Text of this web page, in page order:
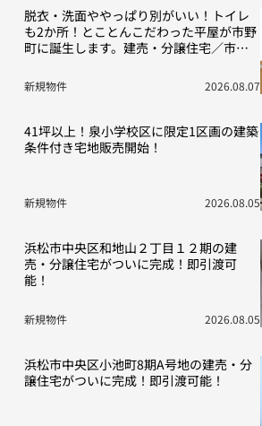
脱衣・洗面ややっぱり別がいい！トイレ
も2か所！とことんこだわった平屋が市野
町に誕生します。建売・分譲住宅／市野
新規物件 2026.08.07
41坪以上！泉小学校区に限定1区画の建築
条件付き宅地販売開始！
新規物件 2026.08.05
浜松市中央区和地山２丁目１２期の建
売・分譲住宅がついに完成！即引渡可
能！
新規物件 2026.08.05
浜松市中央区小池町8期A号地の建売・分
譲住宅がついに完成！即引渡可能！